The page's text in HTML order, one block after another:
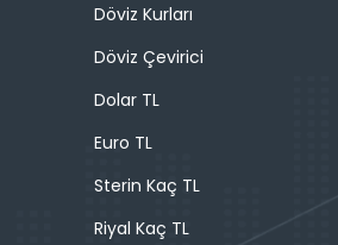
Döviz Kurları
Döviz Çevirici
Dolar TL
Euro TL
Sterin Kaç TL
Riyal Kaç TL